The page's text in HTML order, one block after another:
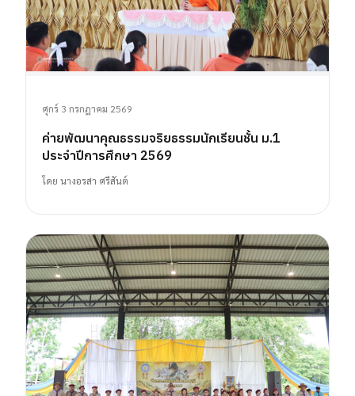
ศุกร์ 3 กรกฎาคม 2569
ค่ายพัฒนาคุณธรรมจริยธรรมนักเรียนชั้น ม.1
ประจำปีการศึกษา 2569
โดย นางอรสา ศรีสันต์